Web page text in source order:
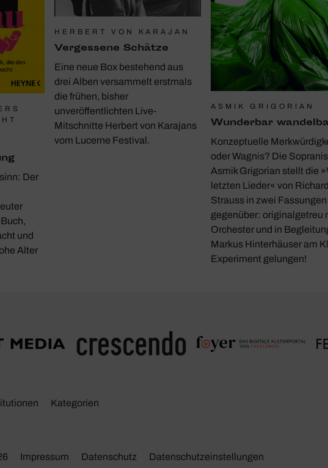
Der
und
Alter
HERBERT VON KARAJAN
Verges­sene Schätze
Eine neue Box bestehend aus
drei Alben versammelt erstmals
die frühen, bisher
unveröffentlichten Live-
Mitschnitte Herbert von Karajans
vom Lucerne Festival.
ASMIK GRIGORIAN
Wunderbar
Konzeptuelle
oder Wagnis? Die
Asmik Grigorian stellt die
letzten Lieder« von Richard
Strauss in zwei Fassungen
gegenüber: originalgetreu
Orchester und in
Markus Hinterhäuser am
Experiment gelungen!
Kate­go­rien
Impressum Daten­schutz Daten­schutz­ein­stel­lungen